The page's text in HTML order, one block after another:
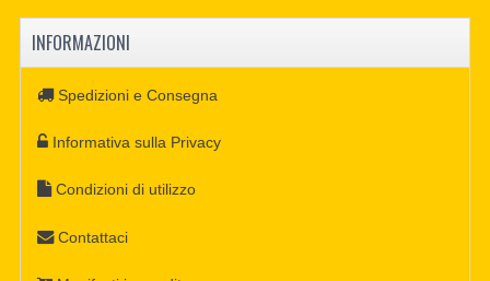
INFORMAZIONI
Spedizioni e Consegna
Informativa sulla Privacy
Condizioni di utilizzo
Contattaci